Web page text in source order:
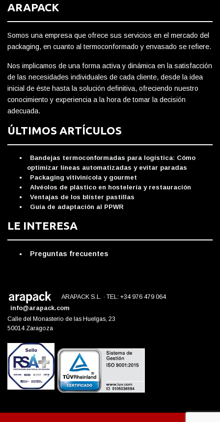
ARAPACK
Somos una empresa que ofrece sus servicios en el mercado del
packaging, en cuanto al termoconformado y envasado se refiere.
Nos implicamos de una forma activa y dinámica en la satisfacción
de las necesidades individuales de cada cliente, desde la idea
inicial de éste hasta la solución definitiva, ofreciendo nuestro
conocimiento y experiencia a la hora de tomar la decisión
adecuada.
ÚLTIMOS ARTÍCULOS
Bandejas termoconformadas para logística: Cómo
optimizar líneas automatizadas y evitar paradas
Packaging vitivinícola y gourmet
Alvéolos de plástico en hostelería y restauración
Ventajas de los blíster pastillas
Guía de adaptación al PPWR
LE INTERESA
Preguntas frecuentes
ARAPACK S.L. · TEL: +34 976 479 064
info@arapack.com
Calle del Monasterio de las Huelgas, 23
50014 Zaragoza